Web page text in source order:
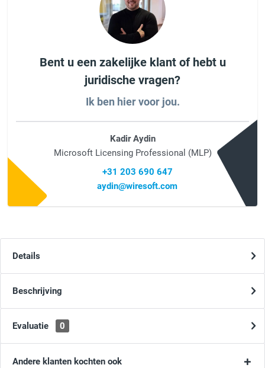
Bent u een zakelijke klant of hebt u
juridische vragen?
Ik ben hier voor jou.
Kadir Aydin
Microsoft Licensing Professional (MLP)
+31 203 690 647
aydin@wiresoft.com
Details
Beschrijving
Evaluatie 0
Andere klanten kochten ook